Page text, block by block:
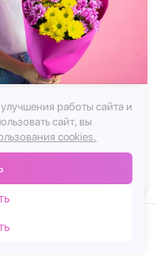
30 x 25 см
Тропический идеал
2358₽
работы сайта и
сайт, вы
cookies.